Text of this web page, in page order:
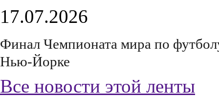
17.07.2026
Финал Чемпионата мира по
Нью-Йорке
Все новости этой ленты